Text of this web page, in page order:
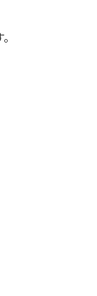
していただく
にて床面から高